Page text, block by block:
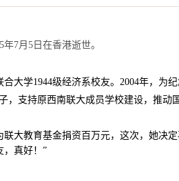
年7月 5 日在香港逝世。
合大学1944级经济系校友。2004年，为
，支持原西南联大成员学校建设，推动
大教育基金捐资百万元，这次，她决
，真好！”